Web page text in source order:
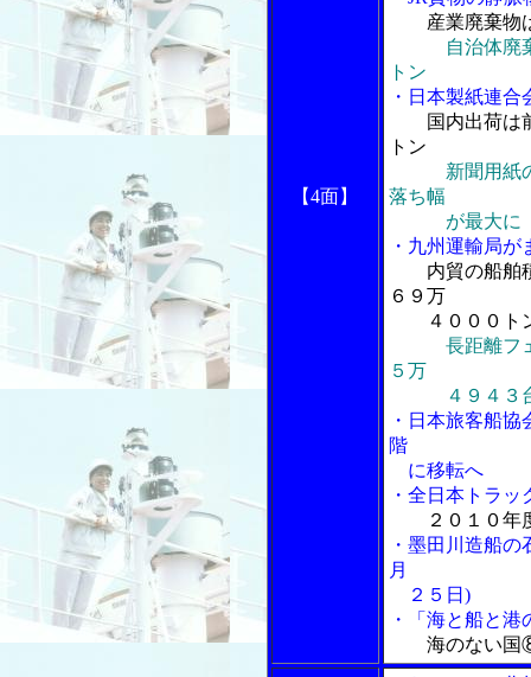
【4面】
産業廃棄物
自治体廃
トン
・日本製紙連
国内出荷は
トン
新聞用紙
落ち幅
が最大に
・九州運輸局
内貿の船舶
６９万
４０００ト
長距離フ
５万
４９４３
・日本旅客船
階
に移転へ
・全日本トラ
２０１０年
・墨田川造船
月
２５日)
・「海と船と
海のない